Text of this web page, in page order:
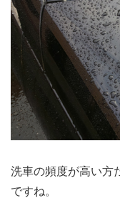
洗車の頻度が高い方
ですね。